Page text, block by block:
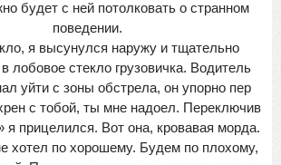
будет с ней потолковать о странном
поведении.
я высунулся наружу и тщательно
лобовое стекло грузовичка. Водитель
уйти с зоны обстрела, он упорно пер
с тобой, ты мне надоел. Переключив
я прицелился. Вот она, кровавая морда.
хотел по хорошему. Будем по плохому,